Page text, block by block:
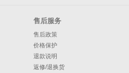
售后服务
售后政策
价格保护
退款说明
返修/退换货